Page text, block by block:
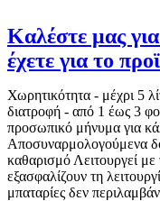
Καλέστε μας
έχετε για το
Χωρητικότητα - μέχρι 5
διατροφή - από 1 έως 3
προσωπικό μήνυμα για
Αποσυναρμολογούμενα
καθαρισμό Λειτουργεί
εξασφαλίζουν τη
μπαταρίες δεν